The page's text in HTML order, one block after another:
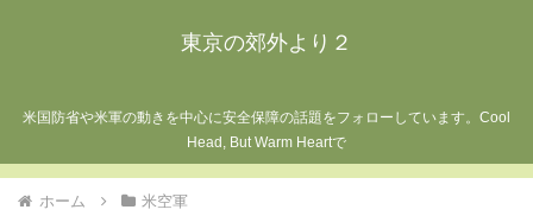
東京の郊外より２
米国防省や米軍の動きを中心に安全保障の話題をフォローしています。Cool
Head, But Warm Heartで
ホーム 米空軍